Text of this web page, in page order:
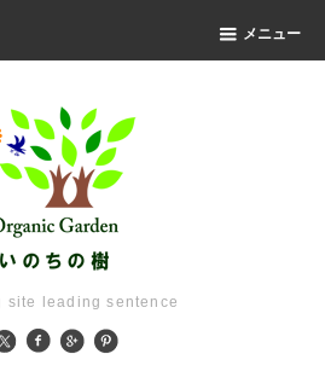
メニュー
site leading sentence